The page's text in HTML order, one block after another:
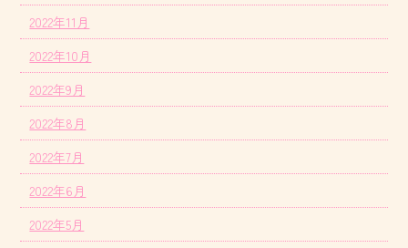
2022年11月
2022年10月
2022年9月
2022年8月
2022年7月
2022年6月
2022年5月